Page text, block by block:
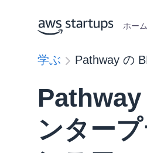
ホーム
学ぶ Pathway の
ンター